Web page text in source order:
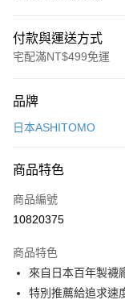
付款與運送方式
宅配滿NT$499免運
信用卡一次付款
6 期 0 利率 每期
合作金庫商業銀行
上海商業儲蓄銀行
臺灣中小企業銀行
匯豐（台灣）商業銀
聯邦商業銀行
LINE Pay
Apple Pay
街口支付
悠遊付
品牌
日本ASHITOMO
商品特色
商品編號
10820375
商品特色
來自日本百年製襪
特別推薦給追求速